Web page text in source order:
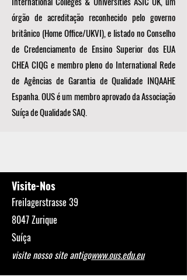
órgão de acreditação reconhecido pelo governo
britânico (Home Office/UKVI), e listado no Conselho
de Credenciamento de Ensino Superior dos EUA
CHEA CIQG e membro pleno do International Rede
de Agências de Garantia de Qualidade INQAAHE
Espanha. OUS é um membro aprovado da Associação
Suíça de Qualidade SAQ.
Visite-Nos
Freilagerstrasse 39
8047 Zurique
Suíça
visite nosso site antigowww.ous.edu.eu